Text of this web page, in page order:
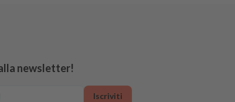
newsletter!
Iscriviti